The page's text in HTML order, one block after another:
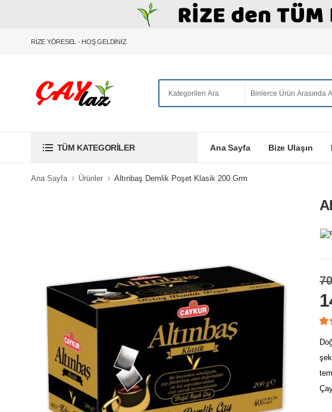
RİZE YÖRESEL - HOŞ GELDİNİZ
TÜM KATEGORILER Ana Sayfa Bize Ulaşın
Ana Sayfa Ürünler Altınbaş Demlik Poşet Klasik 200 Grm